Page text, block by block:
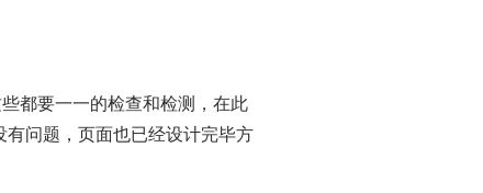
都要一一的检查和检测，在此
问题，页面也已经设计完毕方